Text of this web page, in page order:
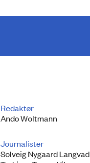
Redaktør
Ando Woltmann
Journalister
Solveig Nygaard Langvad